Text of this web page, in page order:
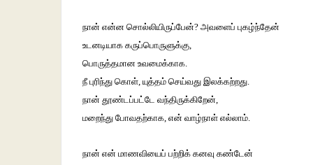
நான்‌ என்ன சொல்லியிருப்பேன்? அவளைப் புகழ்ந்தேன்
உடனடியாக கருப்பொருளுக்கு,
பொருத்தமான உவமைக்காக.
நீ புரிந்து கொள், யுத்தம் செய்வது இலக்கற்றது.
நான் தூண்டப்பட்டே வந்திருக்கிறேன்,
மறைந்து போவதற்காக, என் வாழ்நாள் எல்லாம்.
நான் என் மாணவியைப் பற்றிக் கனவு கண்டேன்